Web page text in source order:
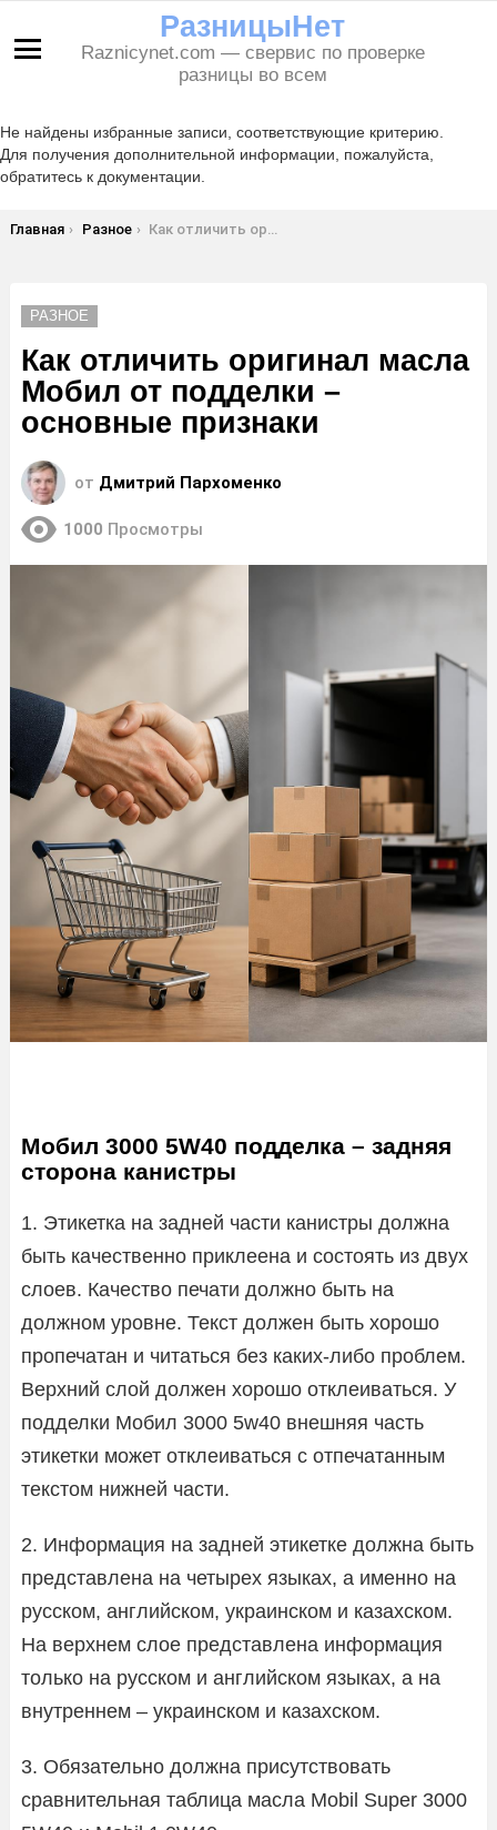
РазницыНет
Raznicynet.com — свервис по проверке
разницы во всем
Не найдены избранные записи, соответствующие критерию.
Для получения дополнительной информации, пожалуйста,
обратитесь к документации.
Вы здесь:
Главная Разное Как отличить оригинал масла Мобил от подделки – основные признаки
РАЗНОЕ
Как отличить оригинал масла
Мобил от подделки –
основные признаки
от Дмитрий Пархоменко
1000 Просмотры
Мобил 3000 5W40 подделка – задняя
сторона канистры
1. Этикетка на задней части канистры должна
быть качественно приклеена и состоять из двух
слоев. Качество печати должно быть на
должном уровне. Текст должен быть хорошо
пропечатан и читаться без каких-либо проблем.
Верхний слой должен хорошо отклеиваться. У
подделки Мобил 3000 5w40 внешняя часть
этикетки может отклеиваться с отпечатанным
текстом нижней части.
2. Информация на задней этикетке должна быть
представлена на четырех языках, а именно на
русском, английском, украинском и казахском.
На верхнем слое представлена информация
только на русском и английском языках, а на
внутреннем – украинском и казахском.
3. Обязательно должна присутствовать
сравнительная таблица масла Mobil Super 3000